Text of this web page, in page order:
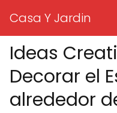
Casa Y Jardin
Ideas
Decorar el
alrededor